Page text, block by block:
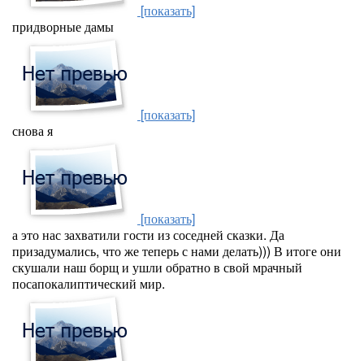
[показать]
придворные дамы
[показать]
снова я
[показать]
а это нас захватили гости из соседней сказки. Да
призадумались, что же теперь с нами делать))) В итоге они
скушали наш борщ и ушли обратно в свой мрачный
посапокалиптический мир.